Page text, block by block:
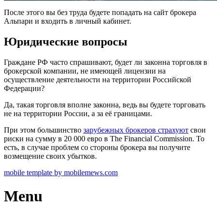
После этого вы без труда будете попадать на сайт брокера
Альпари и входить в личный кабинет.
Юридические вопросы
Граждане РФ часто спрашивают, будет ли законна торговля в
брокерской компании, не имеющей лицензии на
осуществление деятельности на территории Российской
Федерации?
Да, такая торговля вполне законна, ведь вы будете торговать
не на территории России, а за её границами.
При этом большинство зарубежных брокеров страхуют свои
риски на сумму в 20 000 евро в The Financial Commission. То
есть, в случае проблем со стороны брокера вы получите
возмещение своих убытков.
mobile template by mobilemews.com
Menu